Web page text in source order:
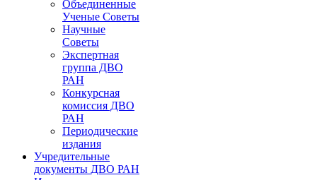
Объединенные
Ученые Советы
Научные
Советы
Экспертная
группа ДВО
РАН
Конкурсная
комиссия ДВО
РАН
Периодические
издания
Учредительные
документы ДВО РАН